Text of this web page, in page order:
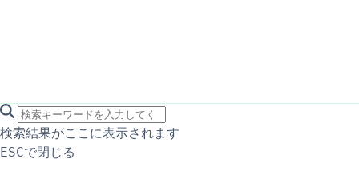
search icon
サイト内検索
検索結果がここに表示されます
ESCで閉じる